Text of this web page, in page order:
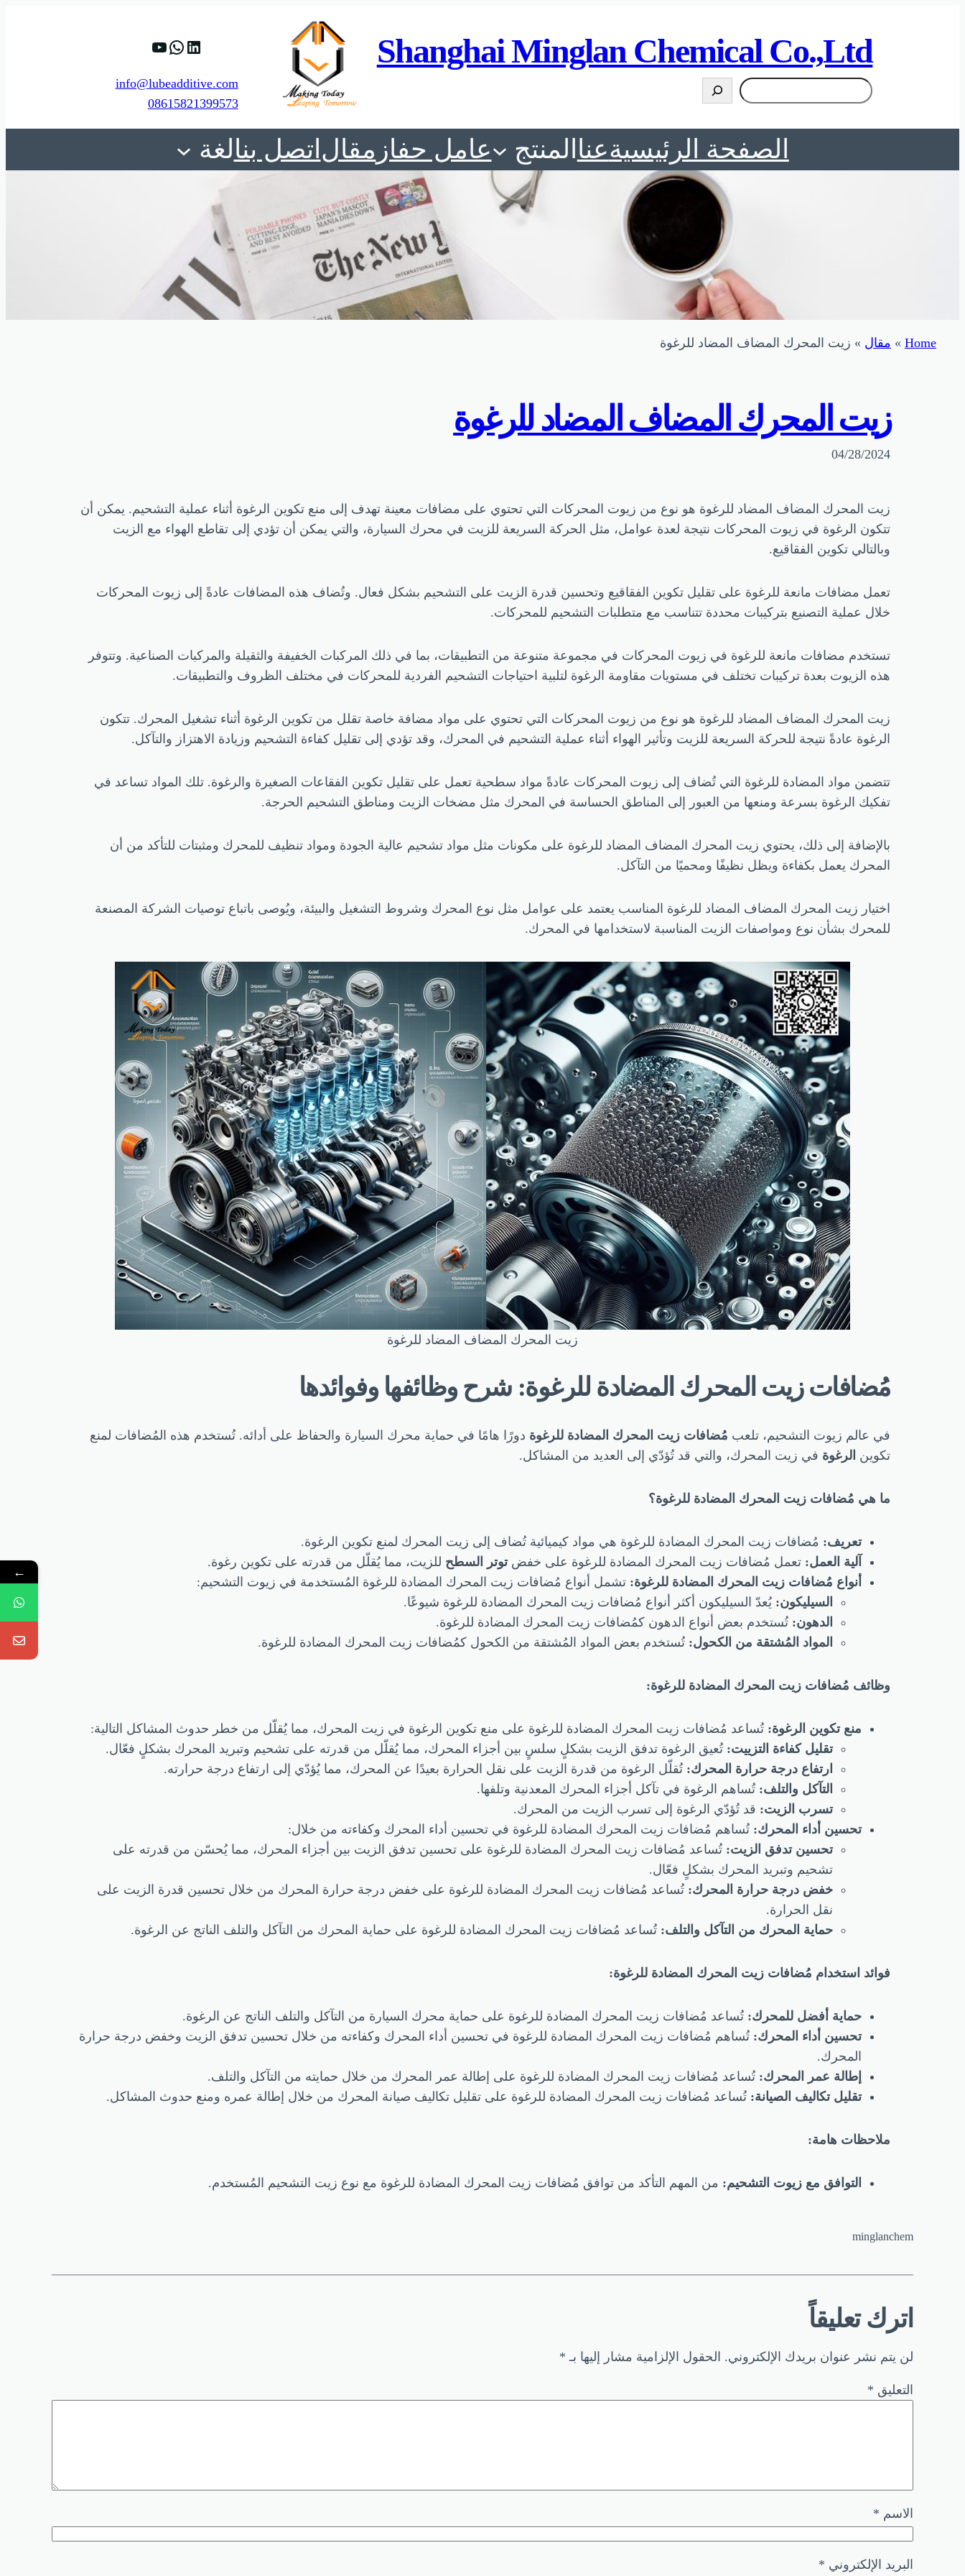
Shanghai Minglan Chemical Co.,Ltd
搜
索
https://www.linkedin.com/company/shanghai-minglan-chemical-co–ltd
info@lubeadditive.com
08615821399573
الصفحة الرئيسيةعنا المنتج عامل حفاز مقال اتصل بنالغة
Home
» مقال » زيت المحرك المضاف المضاد للرغوة
زيت المحرك المضاف المضاد للرغوة
04/28/2024
زيت المحرك المضاف المضاد للرغوة هو نوع من زيوت المحركات التي تحتوي على مضافات معينة تهدف إلى منع تكوين الرغوة أثناء عملية التشحيم. يمكن أن
تتكون الرغوة في زيوت المحركات نتيجة لعدة عوامل، مثل الحركة السريعة للزيت في محرك السيارة، والتي يمكن أن تؤدي إلى تقاطع الهواء مع الزيت
وبالتالي تكوين الفقاقيع.
تعمل مضافات مانعة للرغوة على تقليل تكوين الفقاقيع وتحسين قدرة الزيت على التشحيم بشكل فعال. وتُضاف هذه المضافات عادةً إلى زيوت المحركات
خلال عملية التصنيع بتركيبات محددة تتناسب مع متطلبات التشحيم للمحركات.
تستخدم مضافات مانعة للرغوة في زيوت المحركات في مجموعة متنوعة من التطبيقات، بما في ذلك المركبات الخفيفة والثقيلة والمركبات الصناعية. وتتوفر
هذه الزيوت بعدة تركيبات تختلف في مستويات مقاومة الرغوة لتلبية احتياجات التشحيم الفردية للمحركات في مختلف الظروف والتطبيقات.
زيت المحرك المضاف المضاد للرغوة هو نوع من زيوت المحركات التي تحتوي على مواد مضافة خاصة تقلل من تكوين الرغوة أثناء تشغيل المحرك. تتكون
الرغوة عادةً نتيجة للحركة السريعة للزيت وتأثير الهواء أثناء عملية التشحيم في المحرك، وقد تؤدي إلى تقليل كفاءة التشحيم وزيادة الاهتزاز والتآكل.
تتضمن مواد المضادة للرغوة التي تُضاف إلى زيوت المحركات عادةً مواد سطحية تعمل على تقليل تكوين الفقاعات الصغيرة والرغوة. تلك المواد تساعد في
تفكيك الرغوة بسرعة ومنعها من العبور إلى المناطق الحساسة في المحرك مثل مضخات الزيت ومناطق التشحيم الحرجة.
بالإضافة إلى ذلك، يحتوي زيت المحرك المضاف المضاد للرغوة على مكونات مثل مواد تشحيم عالية الجودة ومواد تنظيف للمحرك ومثبتات للتأكد من أن
المحرك يعمل بكفاءة ويظل نظيفًا ومحميًا من التآكل.
اختيار زيت المحرك المضاف المضاد للرغوة المناسب يعتمد على عوامل مثل نوع المحرك وشروط التشغيل والبيئة، ويُوصى باتباع توصيات الشركة المصنعة
للمحرك بشأن نوع ومواصفات الزيت المناسبة لاستخدامها في المحرك.
زيت المحرك المضاف المضاد للرغوة
مُضافات زيت المحرك المضادة للرغوة: شرح وظائفها وفوائدها
في عالم زيوت التشحيم، تلعب مُضافات زيت المحرك المضادة للرغوة دورًا هامًا في حماية محرك السيارة والحفاظ على أدائه. تُستخدم هذه المُضافات لمنع
تكوين الرغوة في زيت المحرك، والتي قد تُؤدّي إلى العديد من المشاكل.
ما هي مُضافات زيت المحرك المضادة للرغوة؟
تعريف: مُضافات زيت المحرك المضادة للرغوة هي مواد كيميائية تُضاف إلى زيت المحرك لمنع تكوين الرغوة.
آلية العمل: تعمل مُضافات زيت المحرك المضادة للرغوة على خفضتوتر السطح للزيت، مما يُقلّل من قدرته على تكوين رغوة.
أنواع مُضافات زيت المحرك المضادة للرغوة: تشمل أنواع مُضافات زيت المحرك المضادة للرغوة المُستخدمة في زيوت التشحيم:
السيليكون: يُعدّ السيليكون أكثر أنواع مُضافات زيت المحرك المضادة للرغوة شيوعًا.
الدهون: تُستخدم بعض أنواع الدهون كمُضافات زيت المحرك المضادة للرغوة.
المواد المُشتقة من الكحول: تُستخدم بعض المواد المُشتقة من الكحول كمُضافات زيت المحرك المضادة للرغوة.
وظائف مُضافات زيت المحرك المضادة للرغوة:
منع تكوين الرغوة: تُساعد مُضافات زيت المحرك المضادة للرغوة على منع تكوين الرغوة في زيت المحرك، مما يُقلّل من خطر حدوث المشاكل التالية:
تقليل كفاءة التزييت: تُعيق الرغوة تدفق الزيت بشكلٍ سلسٍ بين أجزاء المحرك، مما يُقلّل من قدرته على تشحيم وتبريد المحرك بشكلٍ فعّال.
ارتفاع درجة حرارة المحرك: تُقلّل الرغوة من قدرة الزيت على نقل الحرارة بعيدًا عن المحرك، مما يُؤدّي إلى ارتفاع درجة حرارته.
التآكل والتلف: تُساهم الرغوة في تآكل أجزاء المحرك المعدنية وتلفها.
تسرب الزيت: قد تُؤدّي الرغوة إلى تسرب الزيت من المحرك.
تحسين أداء المحرك: تُساهم مُضافات زيت المحرك المضادة للرغوة في تحسين أداء المحرك وكفاءته من خلال:
تحسين تدفق الزيت: تُساعد مُضافات زيت المحرك المضادة للرغوة على تحسين تدفق الزيت بين أجزاء المحرك، مما يُحسّن من قدرته على
تشحيم وتبريد المحرك بشكلٍ فعّال.
خفض درجة حرارة المحرك: تُساعد مُضافات زيت المحرك المضادة للرغوة على خفض درجة حرارة المحرك من خلال تحسين قدرة الزيت على
نقل الحرارة.
حماية المحرك من التآكل والتلف: تُساعد مُضافات زيت المحرك المضادة للرغوة على حماية المحرك من التآكل والتلف الناتج عن الرغوة.
فوائد استخدام مُضافات زيت المحرك المضادة للرغوة:
حماية أفضل للمحرك: تُساعد مُضافات زيت المحرك المضادة للرغوة على حماية محرك السيارة من التآكل والتلف الناتج عن الرغوة.
تحسين أداء المحرك: تُساهم مُضافات زيت المحرك المضادة للرغوة في تحسين أداء المحرك وكفاءته من خلال تحسين تدفق الزيت وخفض درجة حرارة
المحرك.
إطالة عمر المحرك: تُساعد مُضافات زيت المحرك المضادة للرغوة على إطالة عمر المحرك من خلال حمايته من التآكل والتلف.
تقليل تكاليف الصيانة: تُساعد مُضافات زيت المحرك المضادة للرغوة على تقليل تكاليف صيانة المحرك من خلال إطالة عمره ومنع حدوث المشاكل.
ملاحظات هامة:
التوافق مع زيوت التشحيم: من المهم التأكد من توافق مُضافات زيت المحرك المضادة للرغوة مع نوع زيت التشحيم المُستخدم.
minglanchem
اترك تعليقاً
لن يتم نشر عنوان بريدك الإلكتروني. الحقول الإلزامية مشار إليها بـ *
التعليق *
الاسم *
البريد الإلكتروني *
←